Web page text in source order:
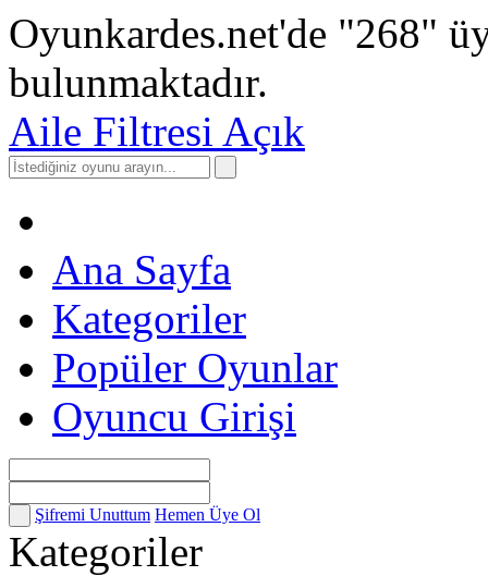
Oyunkardes.net'de "268"
bulunmaktadır.
Aile Filtresi Açık
Ana Sayfa
Kategoriler
Popüler Oyunlar
Oyuncu Girişi
Şifremi Unuttum Hemen Üye Ol
Kategoriler